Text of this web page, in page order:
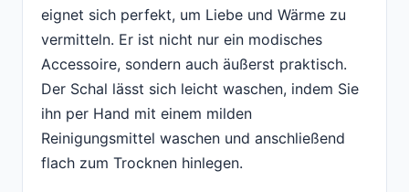
eignet sich perfekt, um Liebe und Wärme zu
vermitteln. Er ist nicht nur ein modisches
Accessoire, sondern auch äußerst praktisch.
Der Schal lässt sich leicht waschen, indem Sie
ihn per Hand mit einem milden
Reinigungsmittel waschen und anschließend
flach zum Trocknen hinlegen.